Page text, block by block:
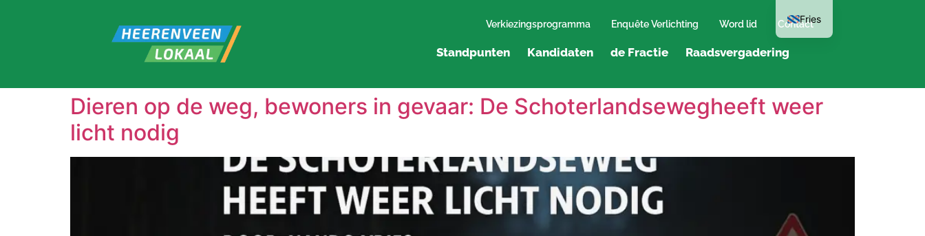
Verkiezingsprogramma Enquête Verlichting Word lid Contact
Standpunten Kandidaten de Fractie Raadsvergadering
Dieren op de weg, bewoners in gevaar: De Schoterlandsewegheeft weer
licht nodig
Fries